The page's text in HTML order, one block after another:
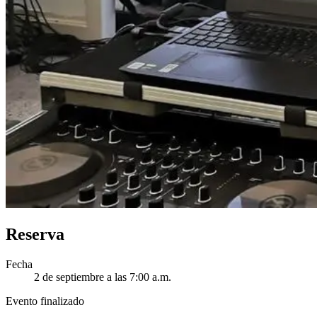
Reserva
Fecha
2 de septiembre a las 7:00 a.m.
Evento finalizado